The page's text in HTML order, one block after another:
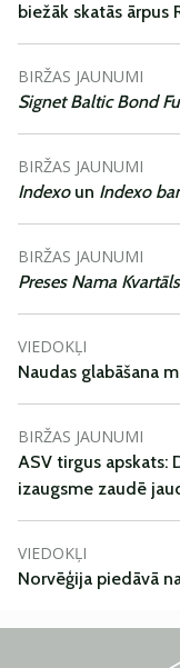
biežāk skatās ārpus
BIRŽAS JAUNUMI
Signet Baltic Bond
BIRŽAS JAUNUMI
Indexoun Indexo
BIRŽAS JAUNUMI
Preses Nama Kvartāls
VIEDOKĻI
Naudas glabāšana
BIRŽAS JAUNUMI
ASV tirgus apskats:
izaugsme zaudē
VIEDOKĻI
Norvēģija piedāvā